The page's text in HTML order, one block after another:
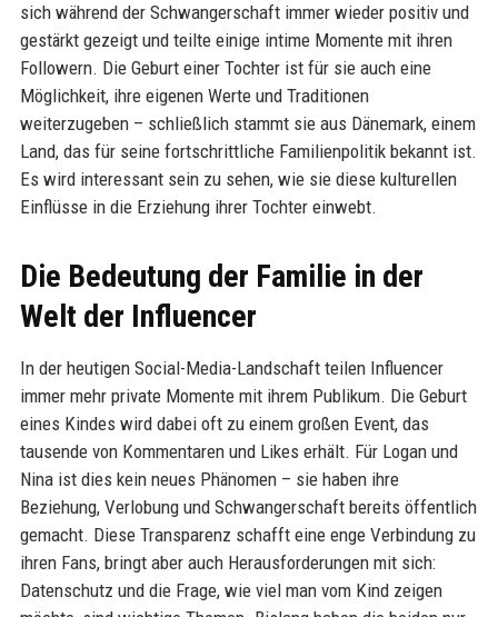
sich während der Schwangerschaft immer wieder positiv und
gestärkt gezeigt und teilte einige intime Momente mit ihren
Followern. Die Geburt einer Tochter ist für sie auch eine
Möglichkeit, ihre eigenen Werte und Traditionen
weiterzugeben – schließlich stammt sie aus Dänemark, einem
Land, das für seine fortschrittliche Familienpolitik bekannt ist.
Es wird interessant sein zu sehen, wie sie diese kulturellen
Einflüsse in die Erziehung ihrer Tochter einwebt.
Die Bedeutung der Familie in der
Welt der Influencer
In der heutigen Social-Media-Landschaft teilen Influencer
immer mehr private Momente mit ihrem Publikum. Die Geburt
eines Kindes wird dabei oft zu einem großen Event, das
tausende von Kommentaren und Likes erhält. Für Logan und
Nina ist dies kein neues Phänomen – sie haben ihre
Beziehung, Verlobung und Schwangerschaft bereits öffentlich
gemacht. Diese Transparenz schafft eine enge Verbindung zu
ihren Fans, bringt aber auch Herausforderungen mit sich:
Datenschutz und die Frage, wie viel man vom Kind zeigen